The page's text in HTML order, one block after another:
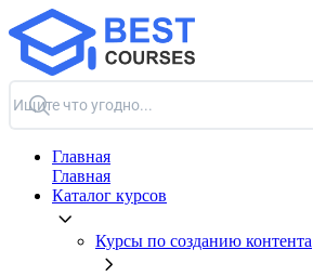
Главная
Главная
Каталог курсов
Курсы по созданию контента